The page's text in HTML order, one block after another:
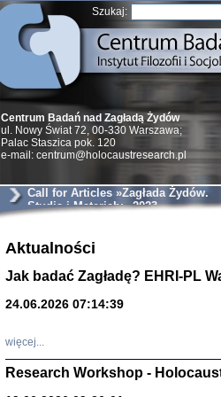
Szukaj:
Centrum Badań nad Zagładą Żydów
ul. Nowy Świat 72, 00-330 Warszawa;
Palac Staszica pok. 120
e-mail: centrum@holocaustresearch.pl
Call for Articles »Zagłada Żydów.
Studia i Materiały« 2023
Aktualności
Jak badać Zagładę? EHRI-PL
24.06.2026 07:14:39
więcej...
Research Workshop -